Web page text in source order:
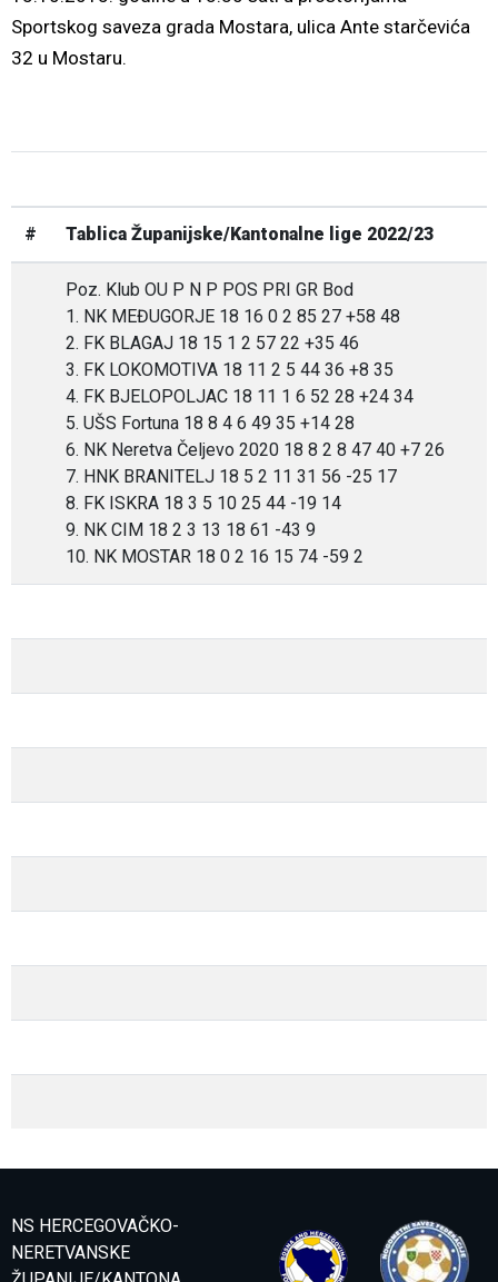
Sportskog saveza grada Mostara, ulica Ante starčevića
32 u Mostaru.
# Tablica Županijske/Kantonalne lige 2022/23
Poz. Klub OU P N P POS PRI GR Bod
1. NK MEĐUGORJE 18 16 0 2 85 27 +58 48
2. FK BLAGAJ 18 15 1 2 57 22 +35 46
3. FK LOKOMOTIVA 18 11 2 5 44 36 +8 35
4. FK BJELOPOLJAC 18 11 1 6 52 28 +24 34
5. UŠS Fortuna 18 8 4 6 49 35 +14 28
6. NK Neretva Čeljevo 2020 18 8 2 8 47 40 +7 26
7. HNK BRANITELJ 18 5 2 11 31 56 -25 17
8. FK ISKRA 18 3 5 10 25 44 -19 14
9. NK CIM 18 2 3 13 18 61 -43 9
10. NK MOSTAR 18 0 2 16 15 74 -59 2
NS HERCEGOVAČKO-
NERETVANSKE